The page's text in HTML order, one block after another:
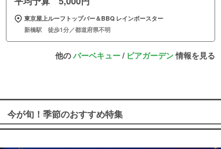
東京屋上ルーフトップバー＆BBQ レインボースター
新橋駅 徒歩1分／都道府県不明
他のバーベキュー/ ビアガーデン情報を見る
今が旬！季節のおすすめ特集